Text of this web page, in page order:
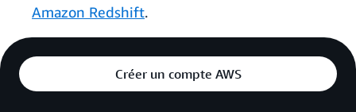
Amazon Redshift.
Créer un compte AWS